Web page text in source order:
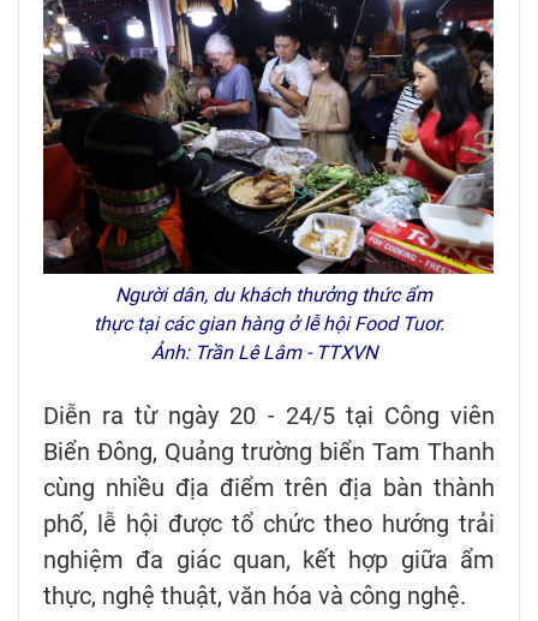
Người dân, du khách thưởng thức ẩm
thực tại các gian hàng ở lễ hội Food Tuor.
Ảnh: Trần Lê Lâm - TTXVN
Diễn ra từ ngày 20 - 24/5 tại Công viên
Biển Đông, Quảng trường biển Tam Thanh
cùng nhiều địa điểm trên địa bàn thành
phố, lễ hội được tổ chức theo hướng trải
nghiệm đa giác quan, kết hợp giữa ẩm
thực, nghệ thuật, văn hóa và công nghệ.